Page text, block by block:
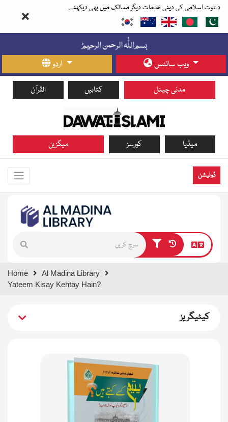
دعوت اسلامی کی دینی خدمات دیگر ممالک میں بھی دیکھئے
اردو ویب سائٹس
القرآن کتابیں مدنی چینل
میگزین کورسز میڈیا
ڈونیشن
results.
Home
Al Madina Library
Yateem Kisay Kehtay Hain?
کیٹیگریز